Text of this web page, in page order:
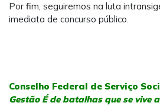
Por fim, seguiremos na luta
imediata de concurso público.
Conselho Federal de Serviço
Gestão É de batalhas que se vive